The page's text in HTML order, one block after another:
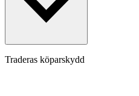
Traderas köparskydd